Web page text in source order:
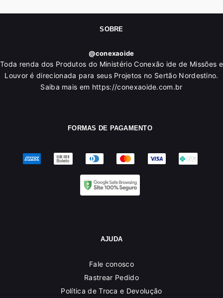
SOBRE
@conexaoide
Toda renda dos Produtos do Ministério Conexão ide de Missões e
Louvor é direcionada para seus Projetos no Sertão Nordestino.
Saiba mais em https://conexaoide.com.br
FORMAS DE PAGAMENTO
AJUDA
Fale conosco
Rastrear Pedido
Política de Troca e Devolução